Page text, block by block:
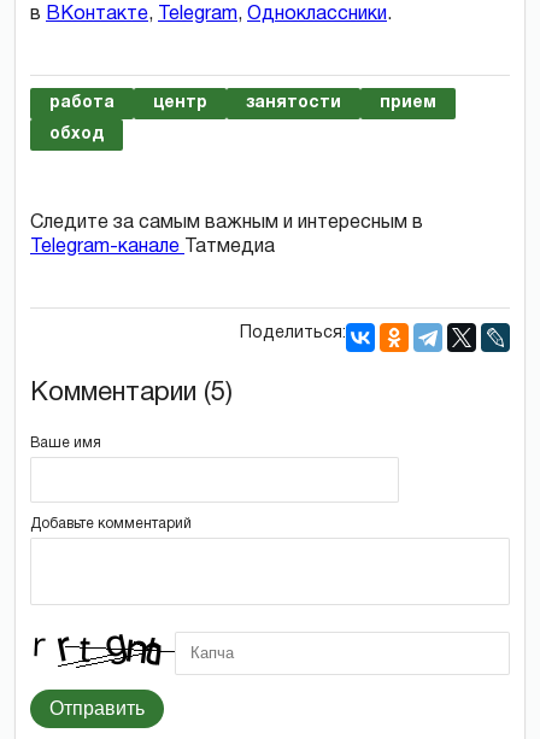
в ВКонтакте, Telegram, Одноклассники.
работа центр занятости
прием
обход
Следите за самым важным и интересным в
Telegram-канале
Татмедиа
Поделиться:
Комментарии (5)
Ваше имя
Добавьте комментарий
Отправить